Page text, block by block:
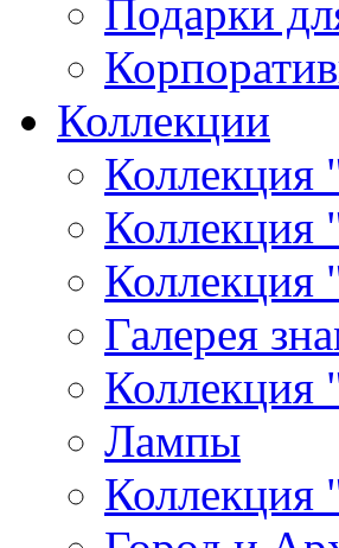
Подарки
Коллекции
Коллекция
Коллекция
Галерея
Коллекция
Лампы
Коллекция